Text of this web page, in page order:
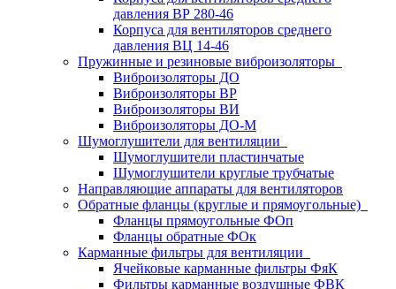
давления ВР 280-46
Корпуса для вентиляторов среднего
давления ВЦ 14-46
Пружинные и резиновые виброизоляторы
Виброизоляторы ДО
Виброизоляторы ВР
Виброизоляторы ВИ
Виброизоляторы ДО-М
Шумоглушители для вентиляции
Шумоглушители пластинчатые
Шумоглушители круглые трубчатые
Направляющие аппараты для вентиляторов
Обратные фланцы (круглые и прямоугольные)
Фланцы прямоугольные ФОп
Фланцы обратные ФОк
Карманные фильтры для вентиляции
Ячейковые карманные фильтры ФяК
Фильтры карманные воздушные ФВК